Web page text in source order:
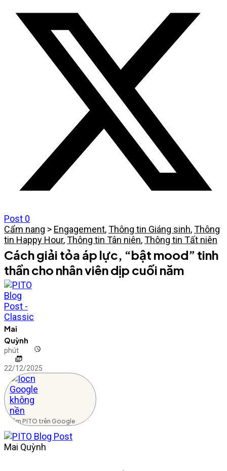
Post 0
Cẩm nang > Engagement,Thông tin Giáng sinh,Thông
tin Happy Hour,Thông tin Tân niên,Thông tin Tất niên
Cách giải tỏa áp lực, “bật mood” tinh
thần cho nhân viên dịp cuối năm
Mai
Quỳnh
phút
22/12/2025
Thêm PITO trên Google
Mai Quỳnh